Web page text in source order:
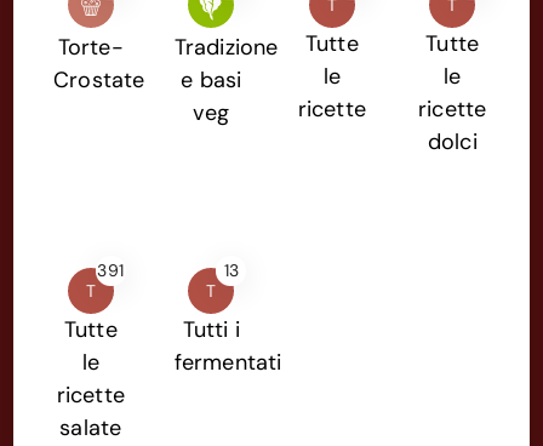
Torte-
Crostate
Tradizione
e basi
veg
T
Tutte
le
ricette
T
Tutte
le
ricette
dolci
T
391
Tutte
le
ricette
salate
T
13
Tutti i
fermentati